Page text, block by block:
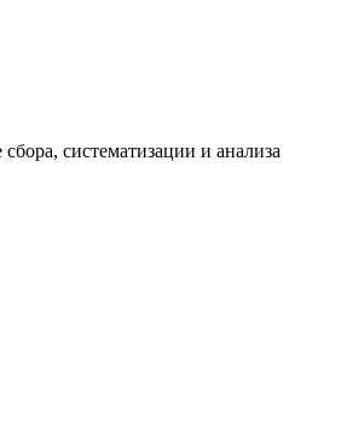
систематизации и анализа